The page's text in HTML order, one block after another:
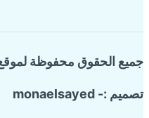
جميع الحقوق محفوظة
تصميم :- monaelsayed